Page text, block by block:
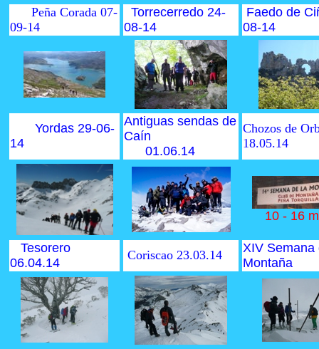
Peña Corada 07-
09-14
Torrecerredo 24-
08-14
Faedo de
08-14
Yordas 29-06-
14
Antiguas sendas de
Caín
01.06.14
Chozos de
18.05.14
10 - 16
Tesorero
06.04.14
Coriscao 23.03.14
XIV Semana
Montaña